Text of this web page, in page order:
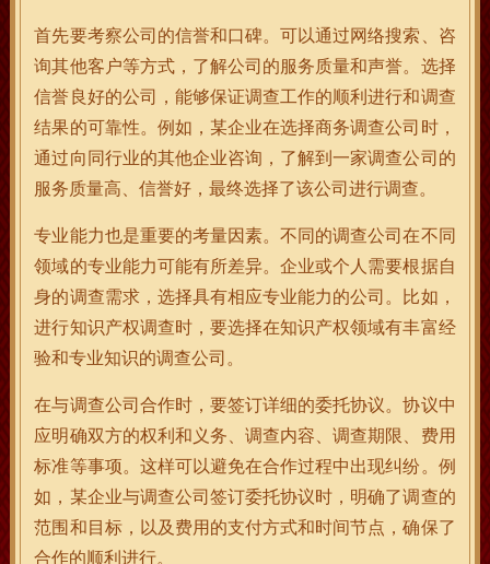
首先要考察公司的信誉和口碑。可以通过网络搜索、咨
询其他客户等方式，了解公司的服务质量和声誉。选择
信誉良好的公司，能够保证调查工作的顺利进行和调查
结果的可靠性。例如，某企业在选择商务调查公司时，
通过向同行业的其他企业咨询，了解到一家调查公司的
服务质量高、信誉好，最终选择了该公司进行调查。
专业能力也是重要的考量因素。不同的调查公司在不同
领域的专业能力可能有所差异。企业或个人需要根据自
身的调查需求，选择具有相应专业能力的公司。比如，
进行知识产权调查时，要选择在知识产权领域有丰富经
验和专业知识的调查公司。
在与调查公司合作时，要签订详细的委托协议。协议中
应明确双方的权利和义务、调查内容、调查期限、费用
标准等事项。这样可以避免在合作过程中出现纠纷。例
如，某企业与调查公司签订委托协议时，明确了调查的
范围和目标，以及费用的支付方式和时间节点，确保了
合作的顺利进行。